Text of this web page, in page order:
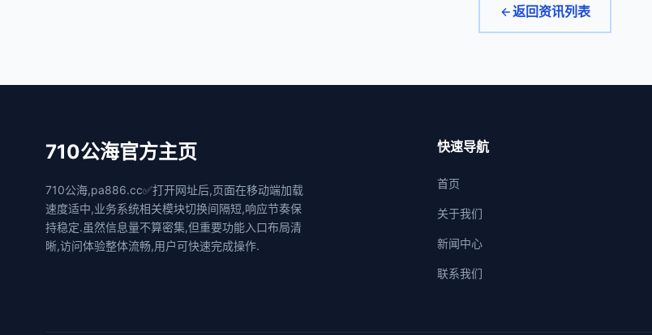
返回资讯列表
710公海官方主页
710公海,pa886.cc✅打开网址后,页面在移动端加载
速度适中,业务系统相关模块切换间隔短,响应节奏保
持稳定.虽然信息量不算密集,但重要功能入口布局清
晰,访问体验整体流畅,用户可快速完成操作.
快速导航
首页
关于我们
新闻中心
联系我们